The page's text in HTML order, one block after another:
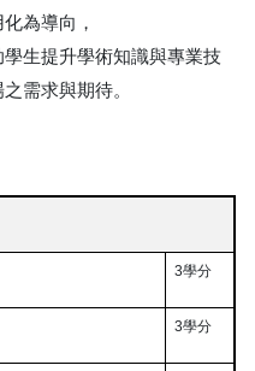
為導向，
生提升學術知識與專業技
需求與期待。
3學分
3學分